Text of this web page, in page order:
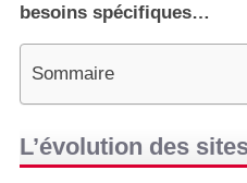
besoins spécifiques…
Sommaire
L’évolution des